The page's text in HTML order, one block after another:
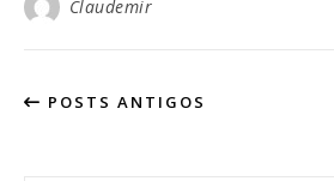
Claudemir
POSTS ANTIGOS